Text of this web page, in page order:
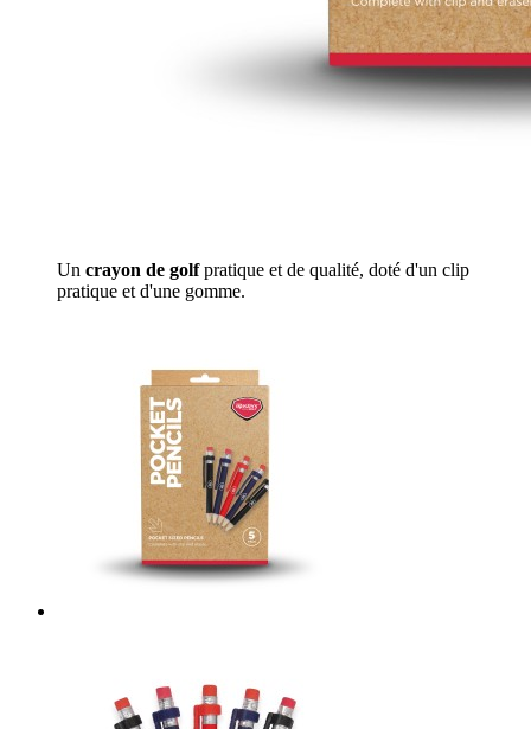
Un crayon de golfpratique et de qualité, doté d'un clip
pratique et d'une gomme.